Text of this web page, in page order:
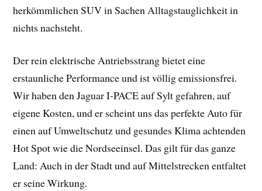
herkömmlichen SUV in Sachen Alltagstauglichkeit in
nichts nachsteht.
Der rein elektrische Antriebsstrang bietet eine
erstaunliche Performance und ist völlig emissionsfrei.
Wir haben den Jaguar I-PACE auf Sylt gefahren, auf
eigene Kosten, und er scheint uns das perfekte Auto für
einen auf Umweltschutz und gesundes Klima achtenden
Hot Spot wie die Nordseeinsel. Das gilt für das ganze
Land: Auch in der Stadt und auf Mittelstrecken entfaltet
er seine Wirkung.